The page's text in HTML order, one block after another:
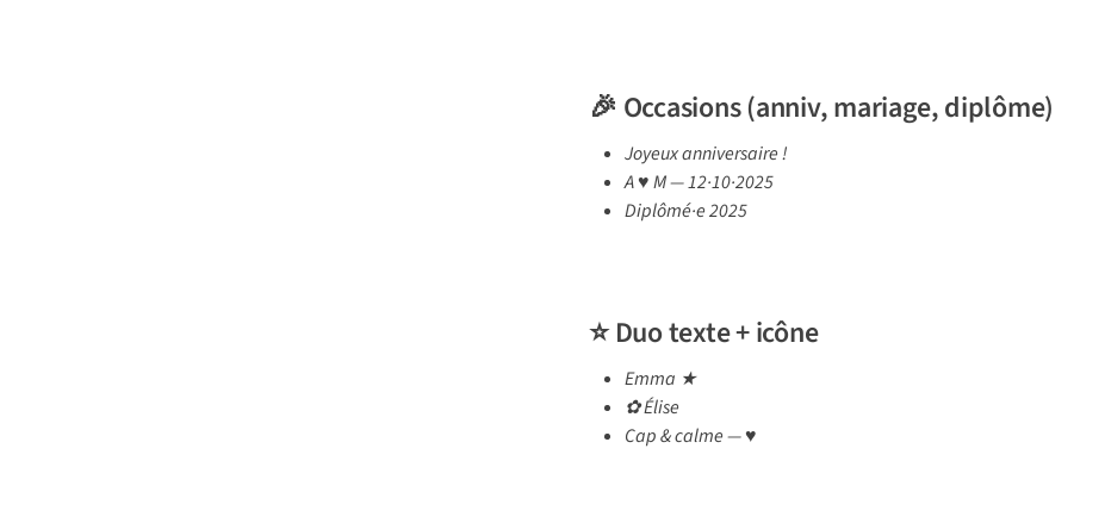
🎉 Occasions (anniv, mariage, diplôme)
Joyeux anniversaire !
A ♥ M — 12·10·2025
Diplômé·e 2025
⭐ Duo texte + icône
Emma ★
✿ Élise
Cap & calme — ♥